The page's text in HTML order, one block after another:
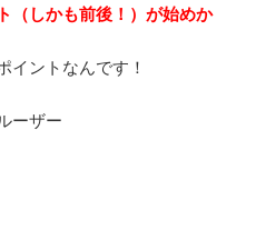
（しかも前後！）が始めか
イントなんです！
ーザー